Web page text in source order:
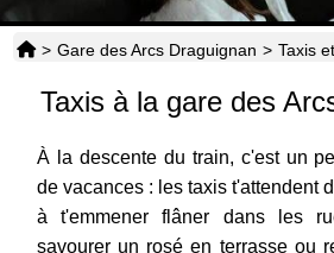
Taxis
> Gare des Arcs Draguignan > Taxis
Taxis à la gare des
À la descente du train, c'est un
de vacances : les taxis t'attendent
à t'emmener flâner dans les
savourer un rosé en terrasse ou